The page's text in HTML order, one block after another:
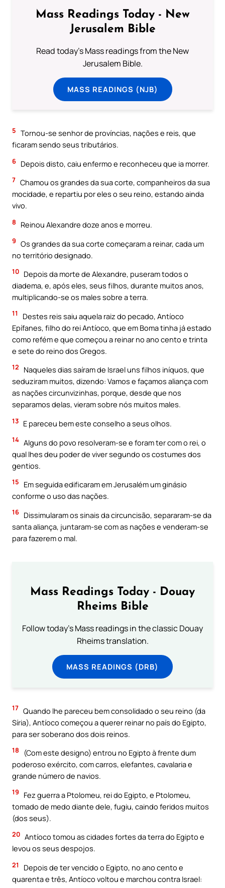
Mass Readings Today - New
Jerusalem Bible
Read today's Mass readings from the New
Jerusalem Bible.
MASS READINGS (NJB)
5 Tornou-se senhor de províncias, nações e reis, que
ficaram sendo seus tributários.
6 Depois disto, caiu enfermo e reconheceu que ia morrer.
7 Chamou os grandes da sua corte, companheiros da sua
mocidade, e repartiu por eles o seu reino, estando ainda
vivo.
8 Reinou Alexandre doze anos e morreu.
9 Os grandes da sua corte começaram a reinar, cada um
no território designado.
10 Depois da morte de Alexandre, puseram todos o
diadema, e, após eles, seus filhos, durante muitos anos,
multiplicando-se os males sobre a terra.
11
Destes reis saiu aquela raiz do pecado, Antíoco
Epífanes, filho do rei Antíoco, que em Boma tinha já estado
como refém e que começou a reinar no ano cento e trinta
e sete do reino dos Gregos.
12
Naqueles dias saíram de Israel uns filhos iníquos, que
seduziram muitos, dizendo: Vamos e façamos aliança com
as nações circunvizinhas, porque, desde que nos
separamos delas, vieram sobre nós muitos males.
13 E pareceu bem este conselho a seus olhos.
14 Alguns do povo resolveram-se e foram ter com o rei, o
qual lhes deu poder de viver segundo os costumes dos
gentios.
15
Em seguida edificaram em Jerusalém um ginásio
conforme o uso das nações.
16 Dissimularam os sinais da circuncisão, separaram-se da
santa aliança, juntaram-se com as nações e venderam-se
para fazerem o mal.
Mass Readings Today - Douay
Rheims Bible
Follow today's Mass readings in the classic Douay
Rheims translation.
MASS READINGS (DRB)
17 Quando lhe pareceu bem consolidado o seu reino (da
Síria), Antíoco começou a querer reinar no país do Egipto,
para ser soberano dos dois reinos.
18
(Com este designo) entrou no Egipto à frente dum
poderoso exército, com carros, elefantes, cavalaria e
grande número de navios.
19
Fez guerra a Ptolomeu, rei do Egipto, e Ptolomeu,
tomado de medo diante dele, fugiu, caindo feridos muitos
(dos seus).
20 Antíoco tomou as cidades fortes da terra do Egipto e
levou os seus despojos.
21
Depois de ter vencido o Egipto, no ano cento e
quarenta e três, Antíoco voltou e marchou contra Israel: